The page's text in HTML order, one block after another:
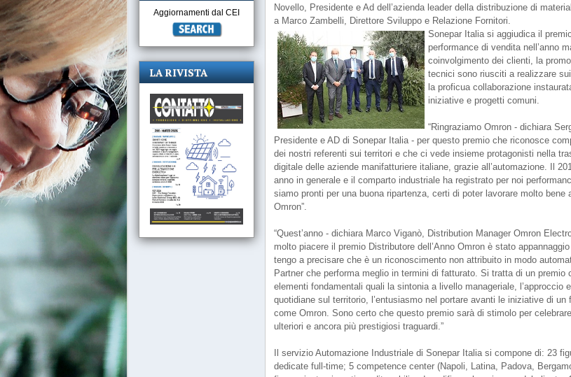
Novello, Presidente e Ad dell’azienda leader della distribuzione di
a Marco Zambelli, Direttore Sviluppo e Relazione Fornitori.
Sonepar Italia si aggiudica il
performance di vendita nell’anno
coinvolgimento dei clienti, la
tecnici sono riusciti a realizzare
la proficua collaborazione
iniziative e progetti comuni.
“Ringraziamo Omron - dichiara
Presidente e AD di Sonepar Italia - per questo premio che riconosce
dei nostri referenti sui territori e che ci vede insieme protagonisti nella
digitale delle aziende manifatturiere italiane, grazie all’automazione. Il
anno in generale e il comparto industriale ha registrato per noi
siamo pronti per una buona ripartenza, certi di poter lavorare molto bene
Omron”.
“Quest’anno - dichiara Marco Viganò, Distribution Manager Omron
molto piacere il premio Distributore dell’Anno Omron è stato
tengo a precisare che è un riconoscimento non attribuito in modo
Partner che performa meglio in termini di fatturato. Si tratta di un premio
elementi fondamentali quali la sintonia a livello manageriale, l’approccio
quotidiane sul territorio, l’entusiasmo nel portare avanti le iniziative di un
come Omron. Sono certo che questo premio sarà di stimolo per
ulteriori e ancora più prestigiosi traguardi.”
Il servizio Automazione Industriale di Sonepar Italia si compone di: 23
dedicate full-time; 5 competence center (Napoli, Latina, Padova,
Aggiornamenti dal CEI
LA RIVISTA